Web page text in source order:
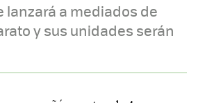
lanzará a mediados de
y sus unidades serán